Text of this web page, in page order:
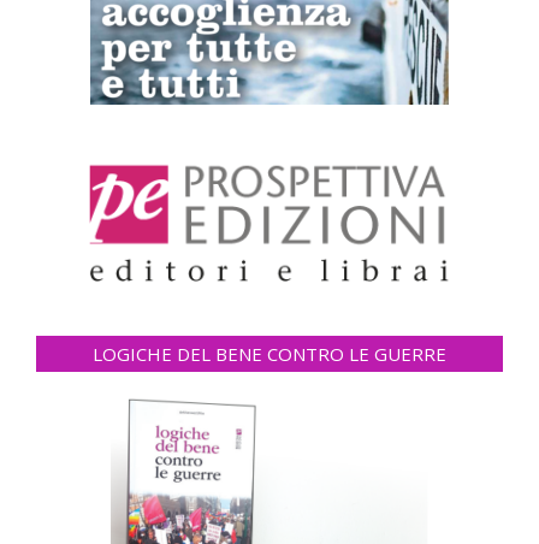
LOGICHE DEL BENE CONTRO LE GUERRE